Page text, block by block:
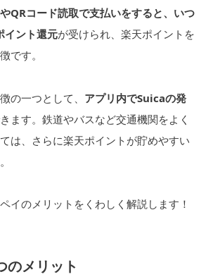
QRコード読取で支払いをすると、いつ
イント還元が受けられ、楽天ポイントを
です。
の一つとして、 アプリ内でSuicaの発
ます。鉄道やバスなど交通機関をよく
は、さらに楽天ポイントが貯めやすい
イのメリットをくわしく解説します！
のメリット